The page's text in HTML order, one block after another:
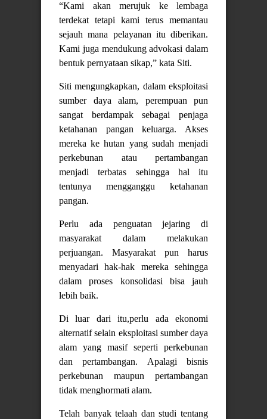
“Kami akan merujuk ke lembaga
terdekat tetapi kami terus memantau
sejauh mana pelayanan itu diberikan.
Kami juga mendukung advokasi dalam
bentuk pernyataan sikap,” kata Siti.
Siti mengungkapkan, dalam eksploitasi
sumber daya alam, perempuan pun
sangat berdampak sebagai penjaga
ketahanan pangan keluarga. Akses
mereka ke hutan yang sudah menjadi
perkebunan atau pertambangan
menjadi terbatas sehingga hal itu
tentunya mengganggu ketahanan
pangan.
Perlu ada penguatan jejaring di
masyarakat dalam melakukan
perjuangan. Masyarakat pun harus
menyadari hak-hak mereka sehingga
dalam proses konsolidasi bisa jauh
lebih baik.
Di luar dari itu,perlu ada ekonomi
alternatif selain eksploitasi sumber daya
alam yang masif seperti perkebunan
dan pertambangan. Apalagi bisnis
perkebunan maupun pertambangan
tidak menghormati alam.
Telah banyak telaah dan studi tentang